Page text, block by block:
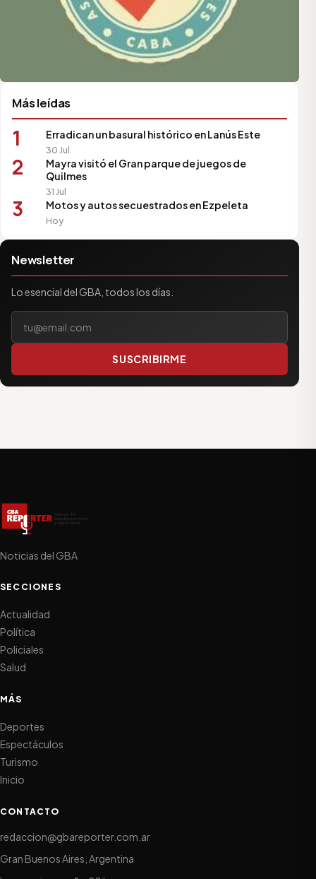
Más leídas
1 Erradican un basural histórico en Lanús Este
30 Jul
2
Mayra visitó el Gran parque de juegos de
Quilmes
31 Jul
3 Motos y autos secuestrados en Ezpeleta
Hoy
Newsletter
Lo esencial del GBA, todos los días.
SUSCRIBIRME
Noticias del GBA
SECCIONES
Actualidad
Política
Policiales
Salud
MÁS
Deportes
Espectáculos
Turismo
Inicio
CONTACTO
redaccion@gbareporter.com.ar
Gran Buenos Aires, Argentina